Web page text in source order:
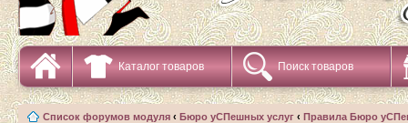
Каталог товаров Поиск товаров
Список форумов модуля ‹ Бюро уСПешных услуг ‹ Правила Бюро